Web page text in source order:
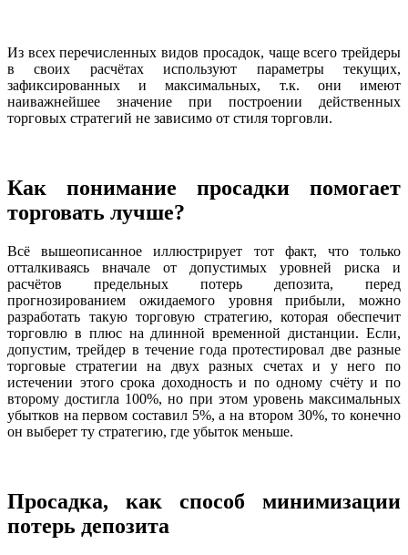
Из всех перечисленных видов просадок, чаще всего трейдеры
в своих расчётах используют параметры текущих,
зафиксированных и максимальных, т.к. они имеют
наиважнейшее значение при построении действенных
торговых стратегий не зависимо от стиля торговли.
Как понимание просадки помогает
торговать лучше?
Всё вышеописанное иллюстрирует тот факт, что только
отталкиваясь вначале от допустимых уровней риска и
расчётов предельных потерь депозита, перед
прогнозированием ожидаемого уровня прибыли, можно
разработать такую торговую стратегию, которая обеспечит
торговлю в плюс на длинной временной дистанции. Если,
допустим, трейдер в течение года протестировал две разные
торговые стратегии на двух разных счетах и у него по
истечении этого срока доходность и по одному счёту и по
второму достигла 100%, но при этом уровень максимальных
убытков на первом составил 5%, а на втором 30%, то конечно
он выберет ту стратегию, где убыток меньше.
Просадка, как способ минимизации
потерь депозита